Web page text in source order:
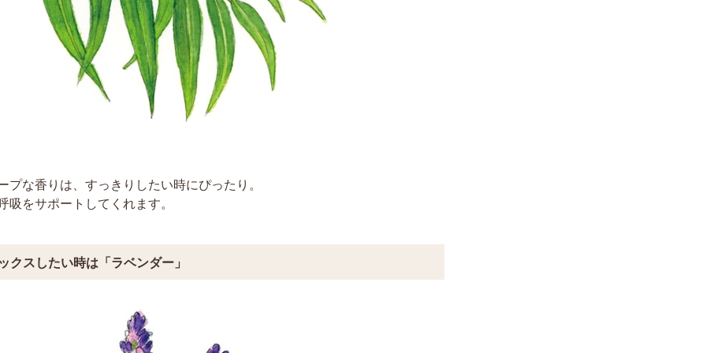
プな香りは、すっきりしたい時にぴったり。
吸をサポートしてくれます。
クスしたい時は「ラベンダー」